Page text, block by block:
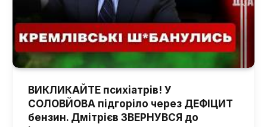
ВИКЛИКАЙТЕ психіатрів! У
СОЛОВЙОВА підгоріло через ДЕФІЦИТ
бензин. Дмітрієв ЗВЕРНУВСЯ до